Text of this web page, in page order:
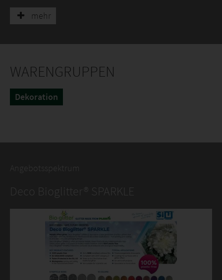
Die Glitzerpartikel sind vollständig biologisch abbaubar
und unbedenklich für natürliche Umgebungen. Das
Anwendungen geeignet.
Farben anzeigen
mehr
WARENGRUPPEN
Dekoration
Angebotsspektrum
Deco Bioglitter® SPARKLE